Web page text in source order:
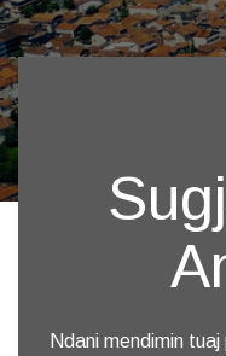
Ndani mendimin